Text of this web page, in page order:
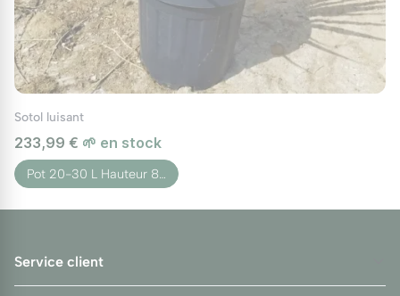
Sotol luisant
233,99 € 🌱 en stock
Pot 20-30 L Hauteur 8…
Service client